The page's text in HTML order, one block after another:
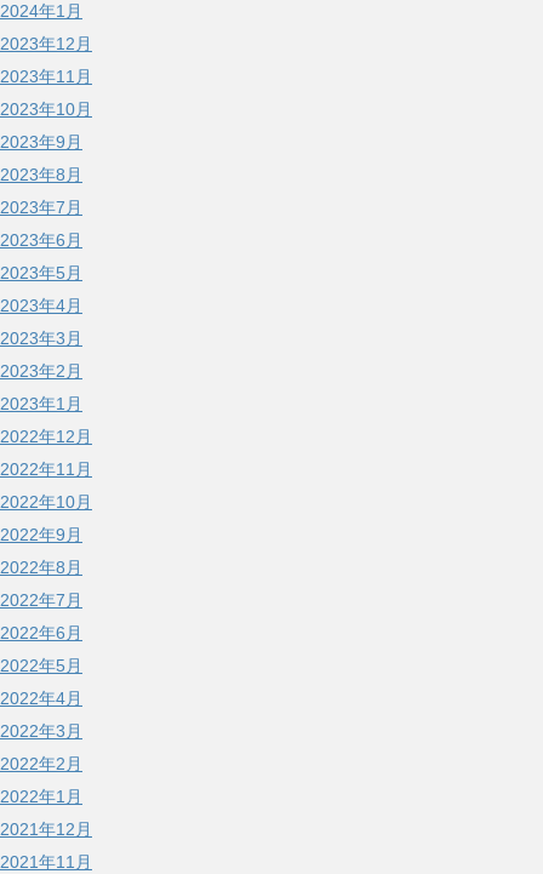
2024年1月
2023年12月
2023年11月
2023年10月
2023年9月
2023年8月
2023年7月
2023年6月
2023年5月
2023年4月
2023年3月
2023年2月
2023年1月
2022年12月
2022年11月
2022年10月
2022年9月
2022年8月
2022年7月
2022年6月
2022年5月
2022年4月
2022年3月
2022年2月
2022年1月
2021年12月
2021年11月